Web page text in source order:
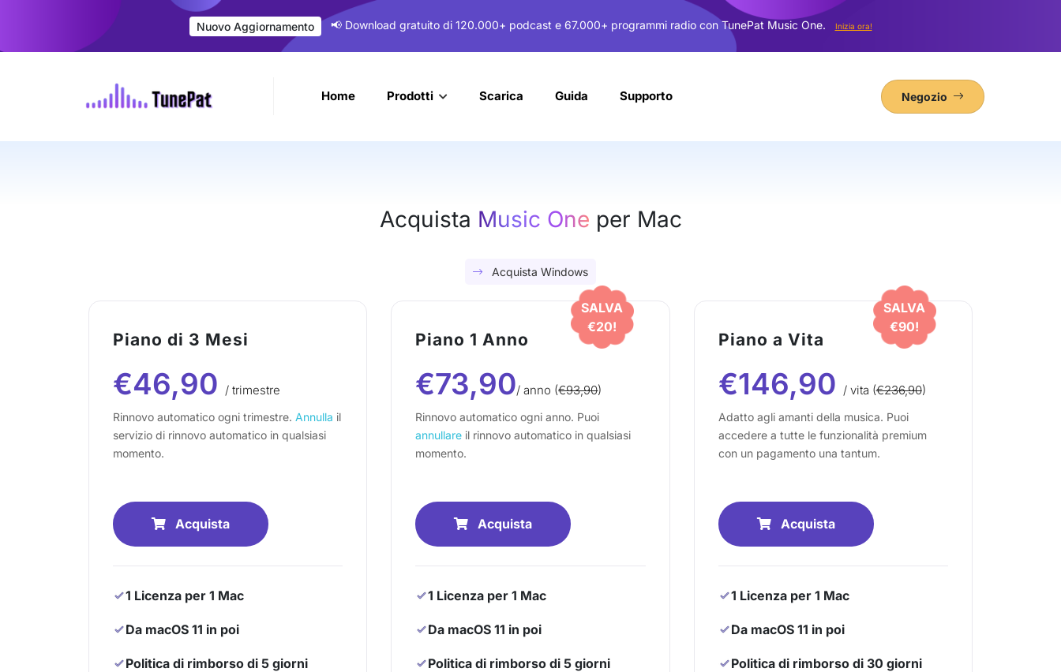
Nuovo Aggiornamento 📢 Download gratuito di 120.000+ podcast e 67.000+ programmi radio con TunePat Music One. Inizia ora!
Home Prodotti Scarica Guida Supporto Negozio
Acquista Music One per Mac
Acquista Windows
Piano di 3 Mesi
€46,90 / trimestre
Rinnovo automatico ogni trimestre. Annulla il
servizio di rinnovo automatico in qualsiasi
momento.
Acquista
1 Licenza per 1 Mac
Da macOS 11 in poi
Politica di rimborso di 5 giorni
Piano 1 Anno
€73,90/ anno (€93,90)
Rinnovo automatico ogni anno. Puoi
annullare il rinnovo automatico in qualsiasi
momento.
Acquista
1 Licenza per 1 Mac
Da macOS 11 in poi
Politica di rimborso di 5 giorni
SALVA
€20!
Piano a Vita
€146,90 / vita (€236,90)
Adatto agli amanti della musica. Puoi
accedere a tutte le funzionalità premium
con un pagamento una tantum.
Acquista
1 Licenza per 1 Mac
Da macOS 11 in poi
Politica di rimborso di 30 giorni
SALVA
€90!